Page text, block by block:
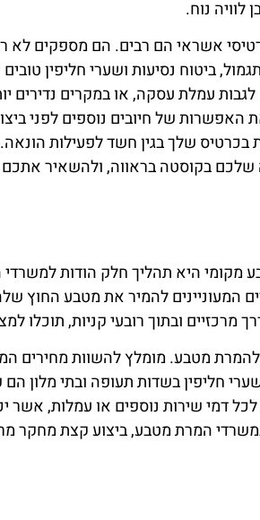
נוח.
אשראי הם רבים. הם מספקים לא
ביטוח נסיעות ושערי חליפין
לגבות עמלת עסקה, או במקרים נדירים
האפשרות של חיובים נוספים לפני
בכרטיס שלך בגין חשד לפעילות
בקוסטה בראווה, ולהשאיר אתכם
מקומי היא תהליך חלק הודות
המעוניינים להמיר את מטבע החוץ
דרך מרכזיים ובתוך רובעי קניות,
מטבע. מומלץ להשוות מחירים
חליפין בשדות תעופה ובתי מלון
דמי שירות נוספים או עמלות, אשר
המרת מטבע, ביצוע קצת מחקר